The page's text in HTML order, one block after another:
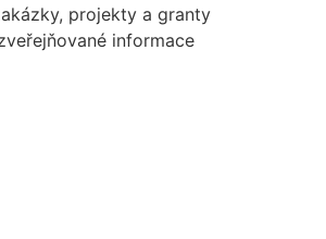
projekty a granty
informace